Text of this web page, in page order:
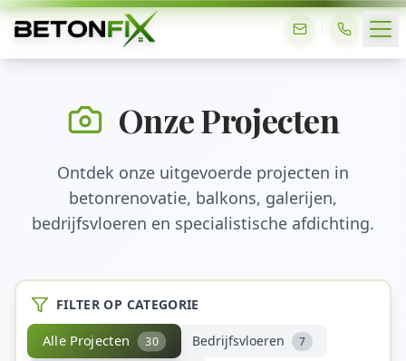
Onze Projecten
Ontdek onze uitgevoerde projecten in
betonrenovatie, balkons, galerijen,
bedrijfsvloeren en specialistische afdichting.
FILTER OP CATEGORIE
Alle Projecten 30 Bedrijfsvloeren 7